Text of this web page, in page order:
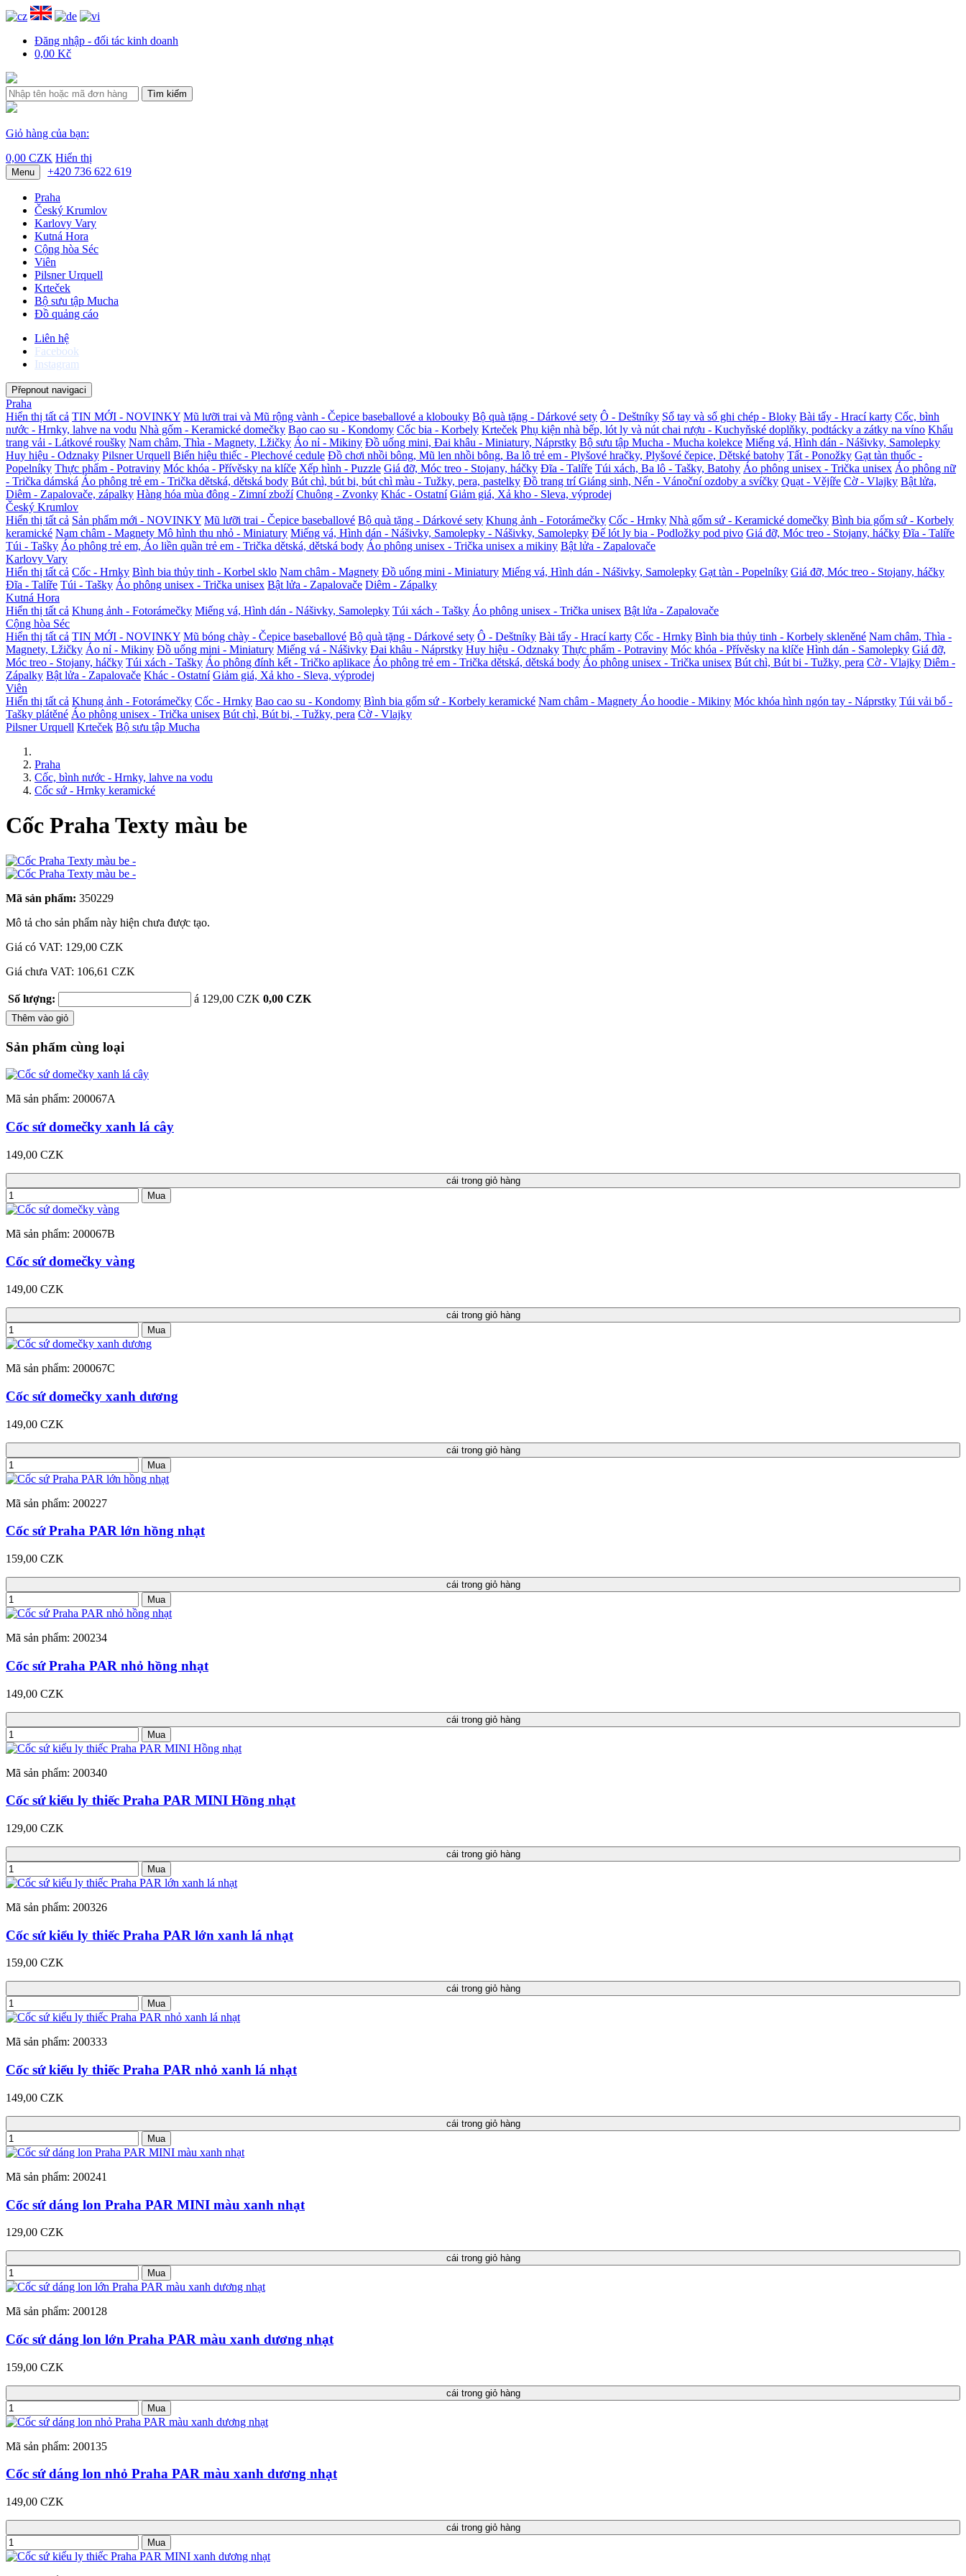
Đăng nhập - đối tác kinh doanh
0,00 Kč
Tìm kiếm
Giỏ hàng của bạn:
0,00 CZK Hiển thị
Menu +420 736 622 619
Praha
Český Krumlov
Karlovy Vary
Kutná Hora
Cộng hòa Séc
Viên
Pilsner Urquell
Krteček
Bộ sưu tập Mucha
Đồ quảng cáo
Liên hệ
Facebook
Instagram
Přepnout navigaci
Praha
Hiển thị tất cả TIN MỚI - NOVINKY Mũ lưỡi trai và Mũ rộng vành - Čepice baseballové a klobouky Bộ quà tặng - Dárkové sety Ô - Deštníky Sổ tay và sổ ghi chép - Bloky Bài tẩy - Hrací karty Cốc, bình
nước - Hrnky, lahve na vodu Nhà gốm - Keramické domečky Bao cao su - Kondomy Cốc bia - Korbely Krteček Phụ kiện nhà bếp, lót ly và nút chai rượu - Kuchyňské doplňky, podtácky a zátky na víno Khẩu
trang vải - Látkové roušky Nam châm, Thìa - Magnety, Lžičky Áo nỉ - Mikiny Đồ uống mini, Đai khâu - Miniatury, Náprstky Bộ sưu tập Mucha - Mucha kolekce Miếng vá, Hình dán - Nášivky, Samolepky
Huy hiệu - Odznaky Pilsner Urquell Biển hiệu thiếc - Plechové cedule Đồ chơi nhồi bông, Mũ len nhồi bông, Ba lô trẻ em - Plyšové hračky, Plyšové čepice, Dětské batohy Tất - Ponožky Gạt tàn thuốc -
Popelníky Thực phẩm - Potraviny Móc khóa - Přívěsky na klíče Xếp hình - Puzzle Giá đỡ, Móc treo - Stojany, háčky Đĩa - Talíře Túi xách, Ba lô - Tašky, Batohy Áo phông unisex - Trička unisex Áo phông nữ
- Trička dámská Áo phông trẻ em - Trička dětská, dětská body Bút chì, bút bi, bút chì màu - Tužky, pera, pastelky Đồ trang trí Giáng sinh, Nến - Vánoční ozdoby a svíčky Quạt - Vějíře Cờ - Vlajky Bật lửa,
Diêm - Zapalovače, zápalky Hàng hóa mùa đông - Zimní zboží Chuông - Zvonky Khác - Ostatní Giảm giá, Xả kho - Sleva, výprodej
Český Krumlov
Hiển thị tất cả Sản phẩm mới - NOVINKY Mũ lưỡi trai - Čepice baseballové Bộ quà tặng - Dárkové sety Khung ảnh - Fotorámečky Cốc - Hrnky Nhà gốm sứ - Keramické domečky Bình bia gốm sứ - Korbely
keramické Nam châm - Magnety Mô hình thu nhỏ - Miniatury Miếng vá, Hình dán - Nášivky, Samolepky - Nášivky, Samolepky Đế lót ly bia - Podložky pod pivo Giá đỡ, Móc treo - Stojany, háčky Đĩa - Talíře
Túi - Tašky Áo phông trẻ em, Áo liền quần trẻ em - Trička dětská, dětská body Áo phông unisex - Trička unisex a mikiny Bật lửa - Zapalovače
Karlovy Vary
Hiển thị tất cả Cốc - Hrnky Bình bia thủy tinh - Korbel sklo Nam châm - Magnety Đồ uống mini - Miniatury Miếng vá, Hình dán - Nášivky, Samolepky Gạt tàn - Popelníky Giá đỡ, Móc treo - Stojany, háčky
Đĩa - Talíře Túi - Tašky Áo phông unisex - Trička unisex Bật lửa - Zapalovače Diêm - Zápalky
Kutná Hora
Hiển thị tất cả Khung ảnh - Fotorámečky Miếng vá, Hình dán - Nášivky, Samolepky Túi xách - Tašky Áo phông unisex - Trička unisex Bật lửa - Zapalovače
Cộng hòa Séc
Hiển thị tất cả TIN MỚI - NOVINKY Mũ bóng chày - Čepice baseballové Bộ quà tặng - Dárkové sety Ô - Deštníky Bài tẩy - Hrací karty Cốc - Hrnky Bình bia thủy tinh - Korbely skleněné Nam châm, Thìa -
Magnety, Lžičky Áo nỉ - Mikiny Đồ uống mini - Miniatury Miếng vá - Nášivky Đai khâu - Náprstky Huy hiệu - Odznaky Thực phẩm - Potraviny Móc khóa - Přívěsky na klíče Hình dán - Samolepky Giá đỡ,
Móc treo - Stojany, háčky Túi xách - Tašky Áo phông đính kết - Tričko aplikace Áo phông trẻ em - Trička dětská, dětská body Áo phông unisex - Trička unisex Bút chì, Bút bi - Tužky, pera Cờ - Vlajky Diêm -
Zápalky Bật lửa - Zapalovače Khác - Ostatní Giảm giá, Xả kho - Sleva, výprodej
Viên
Hiển thị tất cả Khung ảnh - Fotorámečky Cốc - Hrnky Bao cao su - Kondomy Bình bia gốm sứ - Korbely keramické Nam châm - Magnety Áo hoodie - Mikiny Móc khóa hình ngón tay - Náprstky Túi vải bố -
Tašky plátěné Áo phông unisex - Trička unisex Bút chì, Bút bi, - Tužky, pera Cờ - Vlajky
Pilsner Urquell Krteček Bộ sưu tập Mucha
Praha
Cốc, bình nước - Hrnky, lahve na vodu
Cốc sứ - Hrnky keramické
Cốc Praha Texty màu be
Mã sản phẩm: 350229
Mô tả cho sản phẩm này hiện chưa được tạo.
Giá có VAT: 129,00 CZK
Giá chưa VAT: 106,61 CZK
Số lượng: á 129,00 CZK 0,00 CZK
Thêm vào giỏ
Sản phẩm cùng loại
Mã sản phẩm: 200067A
Cốc sứ domečky xanh lá cây
149,00 CZK
cái trong giỏ hàng
Mua
Mã sản phẩm: 200067B
Cốc sứ domečky vàng
149,00 CZK
cái trong giỏ hàng
Mua
Mã sản phẩm: 200067C
Cốc sứ domečky xanh dương
149,00 CZK
cái trong giỏ hàng
Mua
Mã sản phẩm: 200227
Cốc sứ Praha PAR lớn hồng nhạt
159,00 CZK
cái trong giỏ hàng
Mua
Mã sản phẩm: 200234
Cốc sứ Praha PAR nhỏ hồng nhạt
149,00 CZK
cái trong giỏ hàng
Mua
Mã sản phẩm: 200340
Cốc sứ kiểu ly thiếc Praha PAR MINI Hồng nhạt
129,00 CZK
cái trong giỏ hàng
Mua
Mã sản phẩm: 200326
Cốc sứ kiểu ly thiếc Praha PAR lớn xanh lá nhạt
159,00 CZK
cái trong giỏ hàng
Mua
Mã sản phẩm: 200333
Cốc sứ kiểu ly thiếc Praha PAR nhỏ xanh lá nhạt
149,00 CZK
cái trong giỏ hàng
Mua
Mã sản phẩm: 200241
Cốc sứ dáng lon Praha PAR MINI màu xanh nhạt
129,00 CZK
cái trong giỏ hàng
Mua
Mã sản phẩm: 200128
Cốc sứ dáng lon lớn Praha PAR màu xanh dương nhạt
159,00 CZK
cái trong giỏ hàng
Mua
Mã sản phẩm: 200135
Cốc sứ dáng lon nhỏ Praha PAR màu xanh dương nhạt
149,00 CZK
cái trong giỏ hàng
Mua